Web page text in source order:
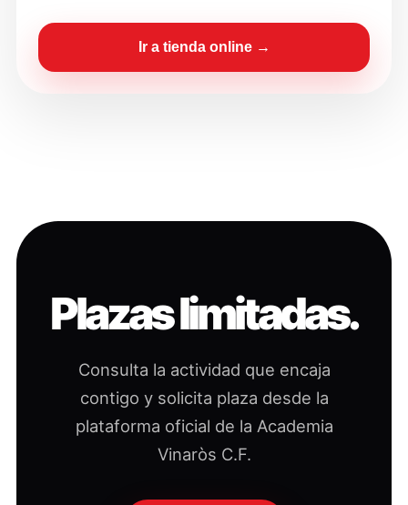
Ir a tienda online →
Plazas limitadas.
Consulta la actividad que encaja
contigo y solicita plaza desde la
plataforma oficial de la Academia
Vinaròs C.F.